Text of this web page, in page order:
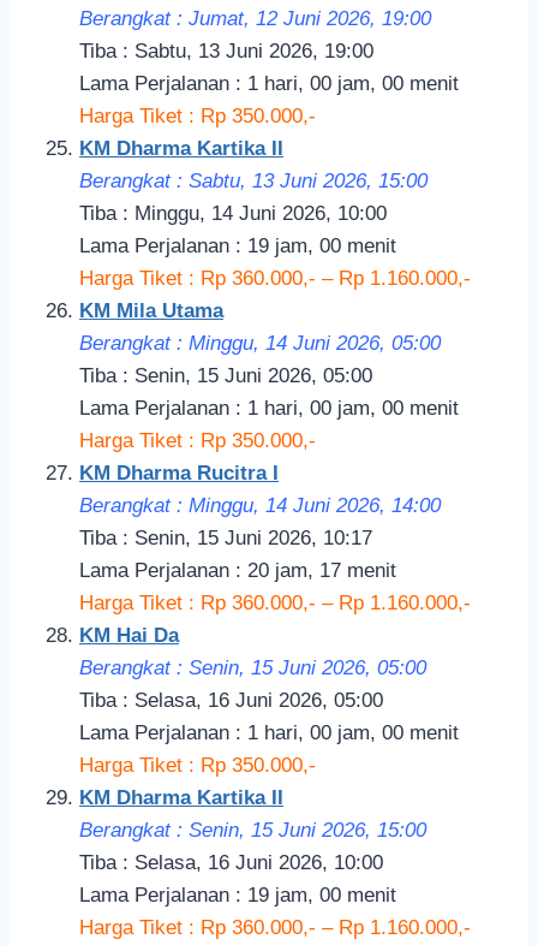
Berangkat : Jumat, 12 Juni 2026, 19:00
Tiba : Sabtu, 13 Juni 2026, 19:00
Lama Perjalanan : 1 hari, 00 jam, 00 menit
Harga Tiket : Rp 350.000,-
KM Dharma Kartika II
Berangkat : Sabtu, 13 Juni 2026, 15:00
Tiba : Minggu, 14 Juni 2026, 10:00
Lama Perjalanan : 19 jam, 00 menit
Harga Tiket : Rp 360.000,- – Rp 1.160.000,-
KM Mila Utama
Berangkat : Minggu, 14 Juni 2026, 05:00
Tiba : Senin, 15 Juni 2026, 05:00
Lama Perjalanan : 1 hari, 00 jam, 00 menit
Harga Tiket : Rp 350.000,-
KM Dharma Rucitra I
Berangkat : Minggu, 14 Juni 2026, 14:00
Tiba : Senin, 15 Juni 2026, 10:17
Lama Perjalanan : 20 jam, 17 menit
Harga Tiket : Rp 360.000,- – Rp 1.160.000,-
KM Hai Da
Berangkat : Senin, 15 Juni 2026, 05:00
Tiba : Selasa, 16 Juni 2026, 05:00
Lama Perjalanan : 1 hari, 00 jam, 00 menit
Harga Tiket : Rp 350.000,-
KM Dharma Kartika II
Berangkat : Senin, 15 Juni 2026, 15:00
Tiba : Selasa, 16 Juni 2026, 10:00
Lama Perjalanan : 19 jam, 00 menit
Harga Tiket : Rp 360.000,- – Rp 1.160.000,-